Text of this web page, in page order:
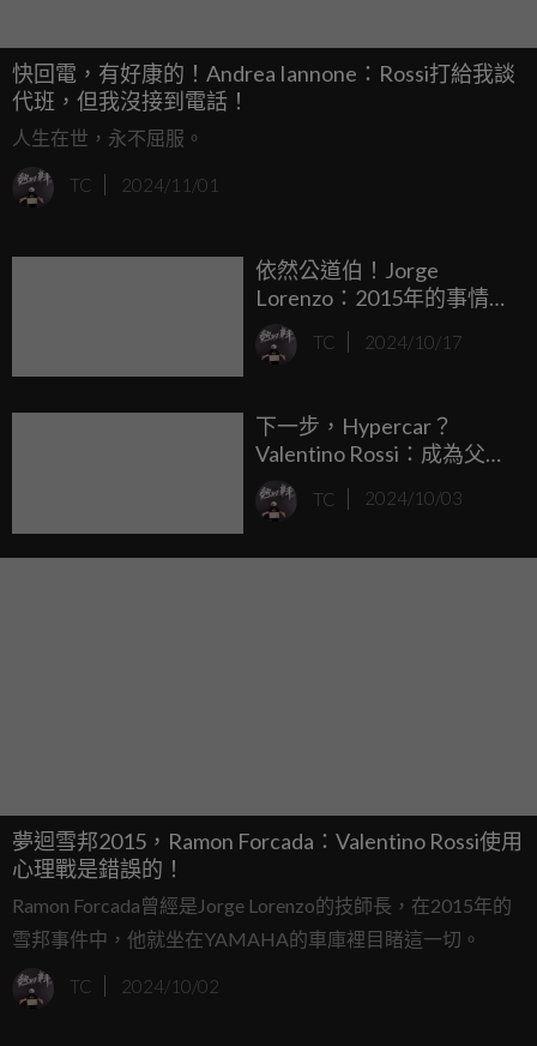
快回電，有好康的！Andrea Iannone：Rossi打給我談
代班，但我沒接到電話！
人生在世，永不屈服。
TC 2024/11/01
依然公道伯！Jorge
Lorenzo：2015年的事情並
不影響我對Valentino Rossi
的敬重！
TC 2024/10/17
下一步，Hypercar？
Valentino Rossi：成為父親
並不會讓我變慢！
TC 2024/10/03
夢迴雪邦2015，Ramon Forcada：Valentino Rossi使用
心理戰是錯誤的！
Ramon Forcada曾經是Jorge Lorenzo的技師長，在2015年的
雪邦事件中，他就坐在YAMAHA的車庫裡目睹這一切。
TC 2024/10/02